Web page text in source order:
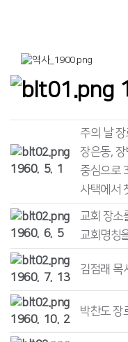
1960. 5. 1
주의 날
장은동,
중심으로
사택에서
1960. 6. 5
교회 장소
교회명칭
1960. 7. 13
김점래 목
1960. 10. 2
박찬도 장